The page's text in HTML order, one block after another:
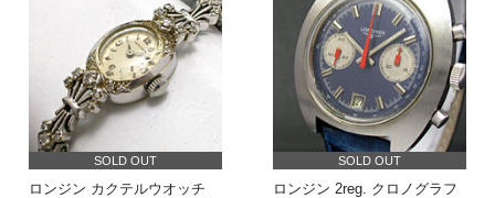
SOLD OUT
ロンジン カクテルウオッチ
SOLD OUT
ロンジン 2reg. クロノグラフ